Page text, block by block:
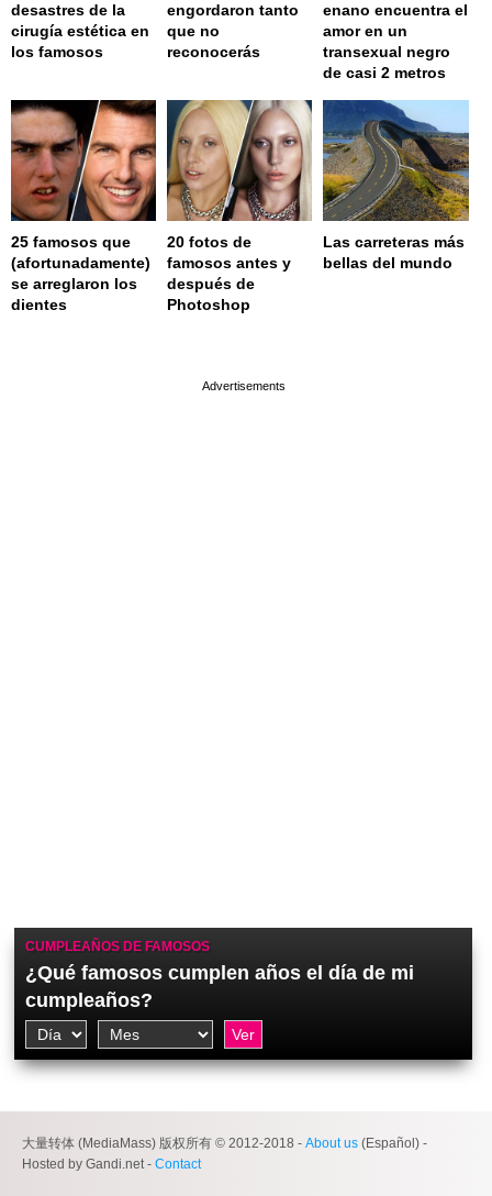
desastres de la
cirugía estética en
los famosos
engordaron tanto
que no
reconocerás
enano encuentra el
amor en un
transexual negro
de casi 2 metros
25 famosos que
(afortunadamente)
se arreglaron los
dientes
20 fotos de
famosos antes y
después de
Photoshop
Las carreteras más
bellas del mundo
CUMPLEAÑOS DE FAMOSOS
¿Qué famosos cumplen años el día de mi
cumpleaños?
大量转体 (MediaMass) 版权所有 © 2012-2018 - About us (Español) -
Hosted by Gandi.net - Contact